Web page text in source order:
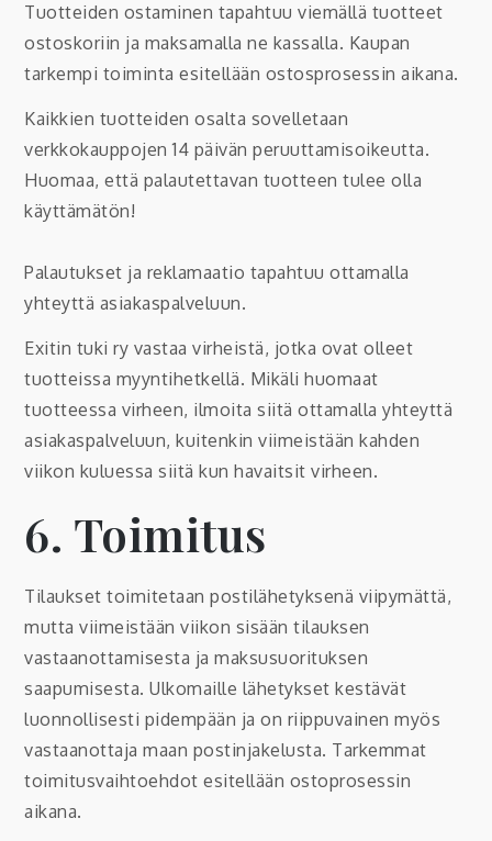
Tuotteiden ostaminen tapahtuu viemällä tuotteet
ostoskoriin ja maksamalla ne kassalla. Kaupan
tarkempi toiminta esitellään ostosprosessin aikana.
Kaikkien tuotteiden osalta sovelletaan
verkkokauppojen 14 päivän peruuttamisoikeutta.
Huomaa, että palautettavan tuotteen tulee olla
käyttämätön!
Palautukset ja reklamaatio tapahtuu ottamalla
yhteyttä asiakaspalveluun.
Exitin tuki ry vastaa virheistä, jotka ovat olleet
tuotteissa myyntihetkellä. Mikäli huomaat
tuotteessa virheen, ilmoita siitä ottamalla yhteyttä
asiakaspalveluun, kuitenkin viimeistään kahden
viikon kuluessa siitä kun havaitsit virheen.
6. Toimitus
Tilaukset toimitetaan postilähetyksenä viipymättä,
mutta viimeistään viikon sisään tilauksen
vastaanottamisesta ja maksusuorituksen
saapumisesta. Ulkomaille lähetykset kestävät
luonnollisesti pidempään ja on riippuvainen myös
vastaanottaja maan postinjakelusta. Tarkemmat
toimitusvaihtoehdot esitellään ostoprosessin
aikana.